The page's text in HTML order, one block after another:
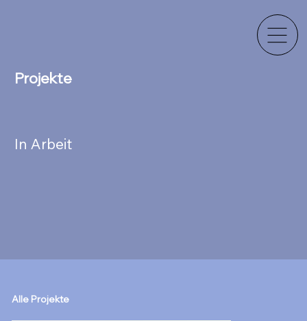
Projekte
In Arbeit
Alle Projekte